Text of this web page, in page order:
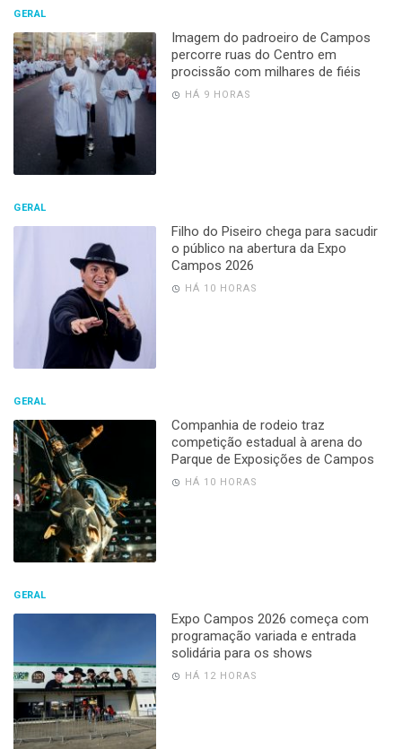
GERAL
Imagem do padroeiro de Campos
percorre ruas do Centro em
procissão com milhares de fiéis
HÁ 9 HORAS
GERAL
Filho do Piseiro chega para sacudir
o público na abertura da Expo
Campos 2026
HÁ 10 HORAS
GERAL
Companhia de rodeio traz
competição estadual à arena do
Parque de Exposições de Campos
HÁ 10 HORAS
GERAL
Expo Campos 2026 começa com
programação variada e entrada
solidária para os shows
HÁ 12 HORAS